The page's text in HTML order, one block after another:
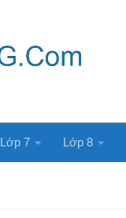
Lớp 7 Lớp 8